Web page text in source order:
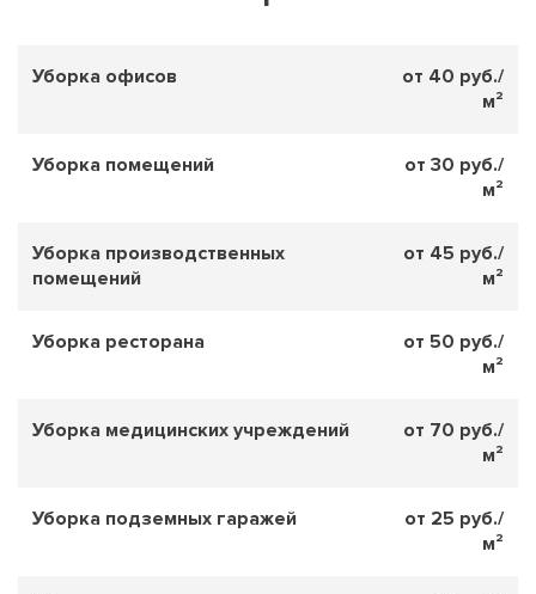
Уборка офисов
от 40 руб./
м²
Уборка помещений
от 30 руб./
м²
Уборка производственных
помещений
от 45 руб./
м²
Уборка ресторана
от 50 руб./
м²
Уборка медицинских учреждений
от 70 руб./
м²
Уборка подземных гаражей
от 25 руб./
м²